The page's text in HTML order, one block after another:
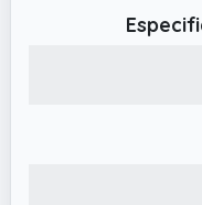
fácilmente (las
pilas AAA, no
✔️ Armario
este gabinete
diseñado de
MDF es para